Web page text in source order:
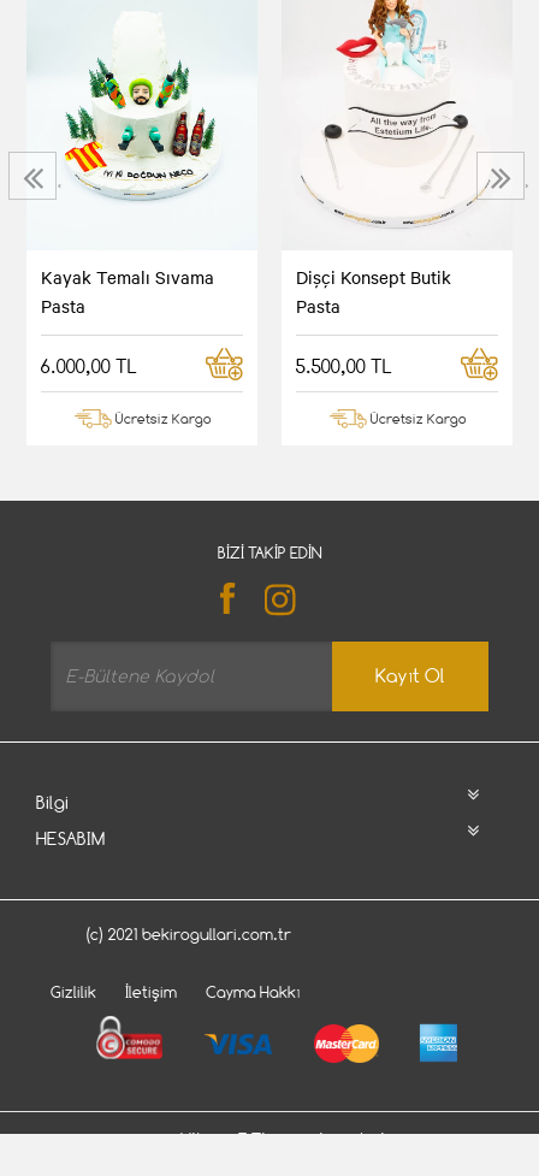
Kayak Temalı Sıvama
Pasta
6.000,00 TL
Ücretsiz Kargo
Dişçi Konsept Butik
Pasta
5.500,00 TL
Ücretsiz Kargo
‹ ›
BIZI TAKIP EDIN
Kayıt Ol
Bilgi
HESABIM
(c) 2021 bekirogullari.com.tr
Gizlilik İletişim Cayma Hakkı